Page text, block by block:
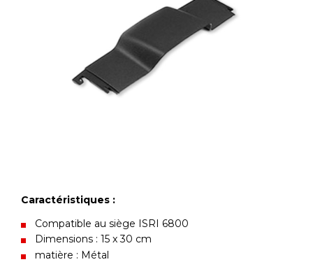
Caractéristiques :
Compatible au siège ISRI 6800
Dimensions : 15 x 30 cm
matière : Métal